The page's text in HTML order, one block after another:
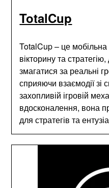
TotalCup
TotalCup – це мобільна
вікторину та
змагатися за реальні
сприяючи взаємодії зі
захопливій ігровій
вдосконалення, вона
для стратегів та